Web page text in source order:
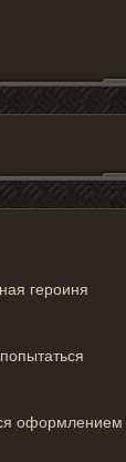
героиня
оформлением